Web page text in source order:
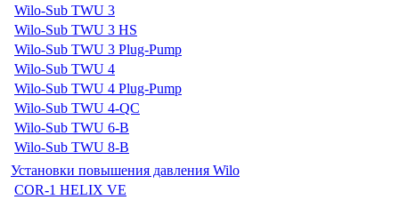
Wilo-Sub TWU 3
Wilo-Sub TWU 3 HS
Wilo-Sub TWU 3 Plug-Pump
Wilo-Sub TWU 4
Wilo-Sub TWU 4 Plug-Pump
Wilo-Sub TWU 4-QC
Wilo-Sub TWU 6-B
Wilo-Sub TWU 8-B
Установки повышения давления Wilo
COR-1 HELIX VE